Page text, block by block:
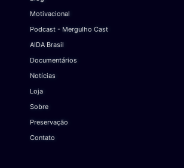
Motivacional
Podcast - Mergulho Cast
AIDA Brasil
Documentários
Notícias
Loja
Sobre
Preservação
Contato